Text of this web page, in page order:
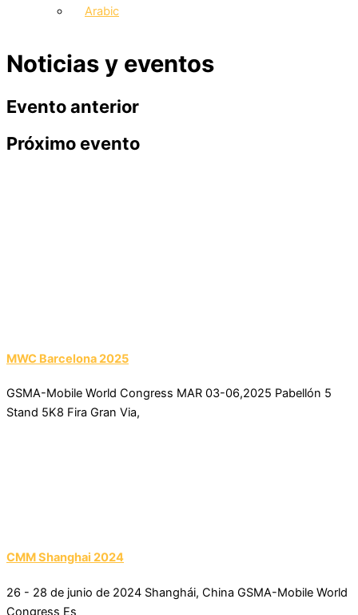
Arabic
Noticias y eventos
Evento anterior
Próximo evento
MWC Barcelona 2025
GSMA-Mobile World Congress MAR 03-06,2025 Pabellón 5
Stand 5K8 Fira Gran Via,
CMM Shanghai 2024
26 - 28 de junio de 2024 Shanghái, China GSMA-Mobile World
Congress Es